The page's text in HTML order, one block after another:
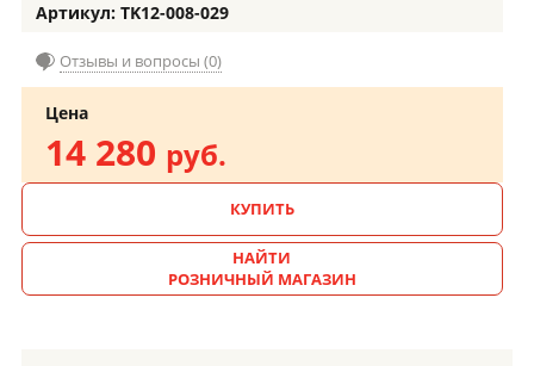
Артикул: TK12-008-029
Отзывы и вопросы (0)
Цена
14 280 руб.
КУПИТЬ
НАЙТИ
РОЗНИЧНЫЙ МАГАЗИН